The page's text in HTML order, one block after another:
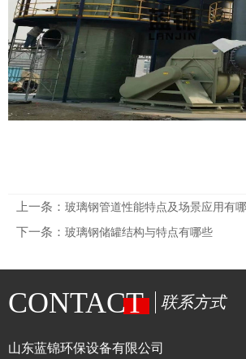
上一条： 玻璃钢管道性能特点及场景应用有
下一条： 玻璃钢储罐结构与特点有哪些
CONTACT 联系方式
山东蓝锦环保设备有限公司